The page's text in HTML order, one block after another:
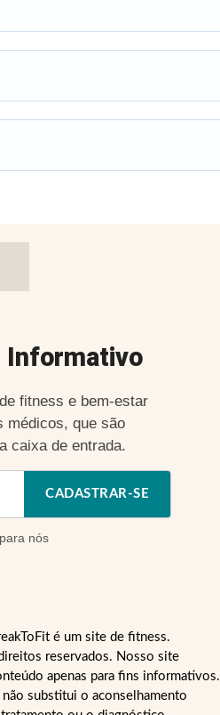
Informativo
fitness e bem-estar
médicos, que são
caixa de entrada.
CADASTRAR-SE
nós
é um site de fitness.
direitos reservados. Nosso site
apenas para fins informativos.
não substitui o aconselhamento